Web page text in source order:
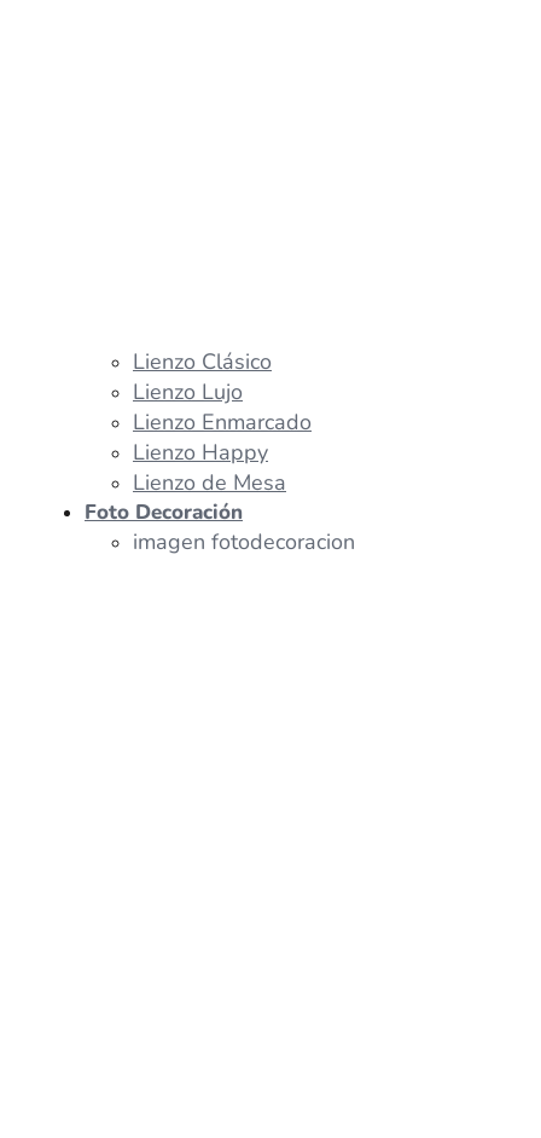
Lienzo Clásico
Lienzo Lujo
Lienzo Enmarcado
Lienzo Happy
Lienzo de Mesa
Foto Decoración
imagen fotodecoracion